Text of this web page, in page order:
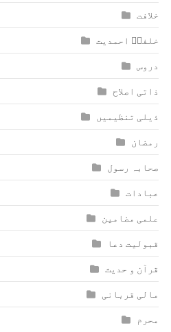
خلافت
خلفاؑ احمدیت
دروس
ذاتی اصلاح
ذیلی تنظیمیں
رمضان
صحابہ رسول
عبادات
علمی مضامین
قبولیت دعا
قرآن و حدیث
مالی قربانی
محرم